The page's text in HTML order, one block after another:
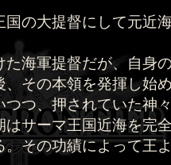
の大提督にして元近
海軍提督だが、自身
その本領を発揮し始め
つ、押されていた神
サーマ王国近海を完
その功績によって王